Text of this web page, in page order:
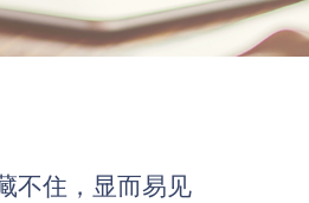
不住，显而易见